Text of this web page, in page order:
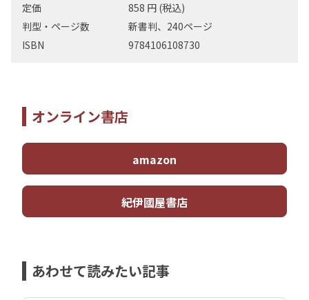
定価
858 円 (税込)
判型・ページ数
新書判、240ページ
ISBN
9784106108730
オンライン書店
amazon
紀伊國屋書店
あわせて読みたい記事